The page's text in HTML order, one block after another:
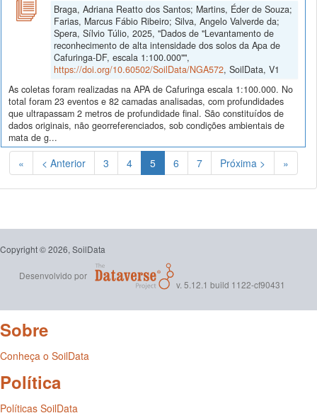
Braga, Adriana Reatto dos Santos; Martins, Éder de Souza;
Farias, Marcus Fábio Ribeiro; Silva, Angelo Valverde da;
Spera, Sílvio Túlio, 2025, "Dados de "Levantamento de
reconhecimento de alta intensidade dos solos da Apa de
Cafuringa-DF, escala 1:100.000"",
https://doi.org/10.60502/SoilData/NGA572, SoilData, V1
As coletas foram realizadas na APA de Cafuringa escala 1:100.000. No
total foram 23 eventos e 82 camadas analisadas, com profundidades
que ultrapassam 2 metros de profundidade final. São constituídos de
dados originais, não georreferenciados, sob condições ambientais de
mata de g...
« < Anterior 3 4 5(Atual)
6 7 Próxima > »
Copyright © 2026, SoilData
Desenvolvido por
v. 5.12.1 build 1122-cf90431
Sobre
Conheça o SoilData
Política
Políticas SoilData